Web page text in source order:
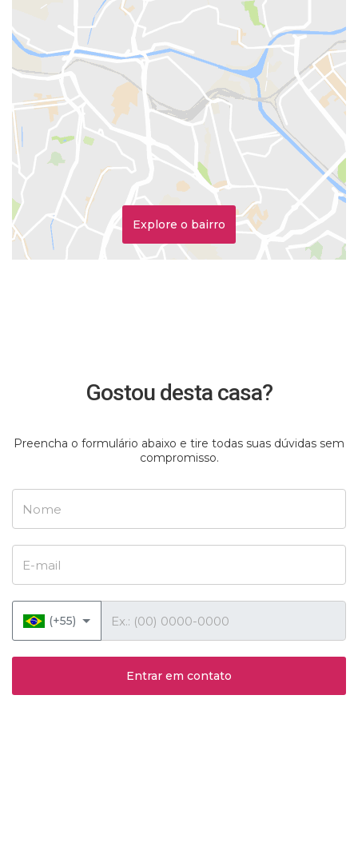
Explore o bairro
Gostou desta casa?
Preencha o formulário abaixo e tire todas suas dúvidas sem
compromisso.
(+55)
Entrar em contato